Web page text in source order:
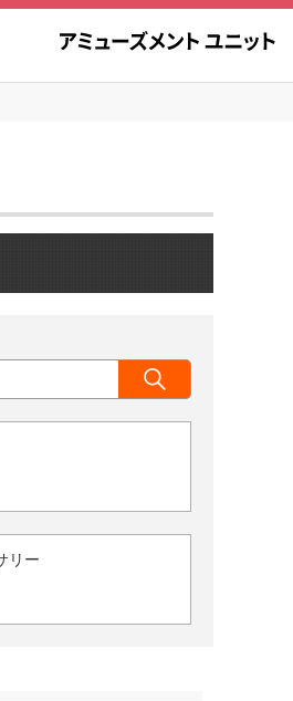
リー